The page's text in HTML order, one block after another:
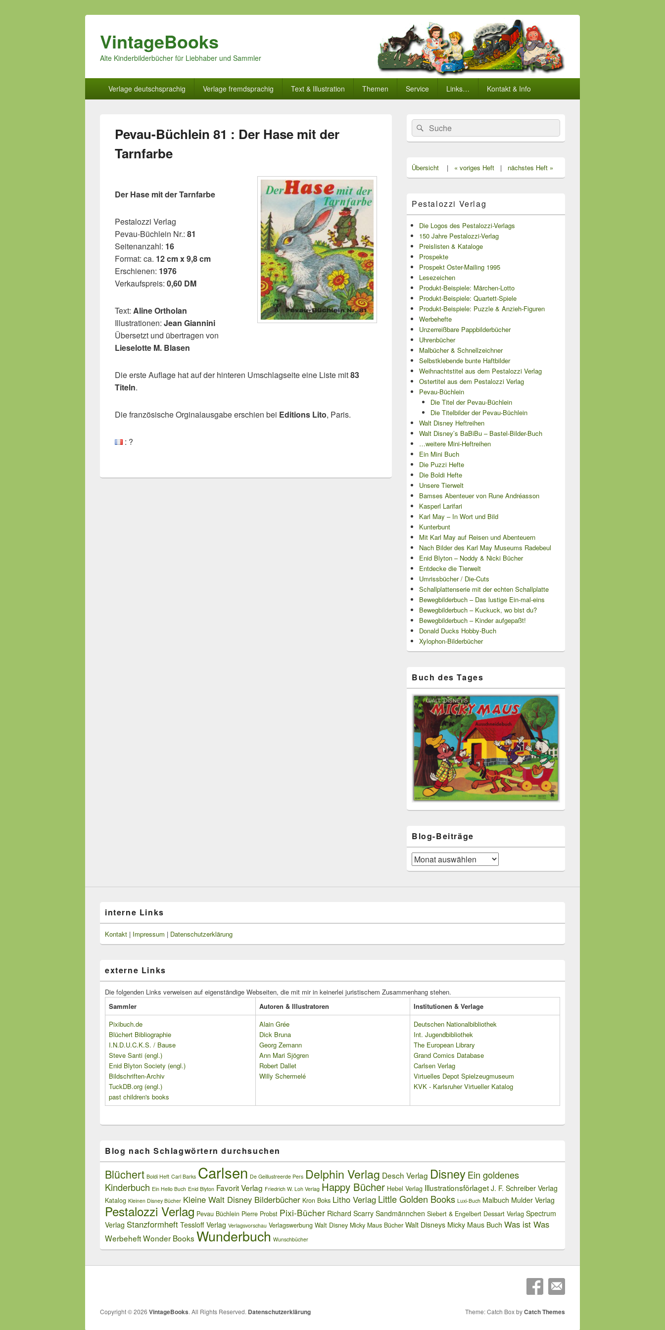
VintageBooks
Alte Kinderbilderbücher für Liebhaber und Sammler
Verlage deutschsprachig Verlage fremdsprachig Text & Illustration Themen Service Links… Kontakt & Info
Pevau-Büchlein 81 : Der Hase mit der
Tarnfarbe
Der Hase mit der Tarnfarbe
Pestalozzi Verlag
Pevau-Büchlein Nr.: 81
Seitenanzahl: 16
Format: ca. 12 cm x 9,8 cm
Erschienen: 1976
Verkaufspreis: 0,60 DM
Text: Aline Ortholan
Illustrationen: Jean Giannini
Übersetzt und übertragen von
Lieselotte M. Blasen
Die erste Auflage hat auf der hinteren Umschlagseite eine Liste mit83
Titeln.
Die französische Orginalausgabe erschien bei Editions Lito, Paris.
: ?
Primärer
Seitenleisten
Widget-
Bereich
Search
for:
Suche
Übersicht | « voriges Heft | nächstes Heft »
Pestalozzi Verlag
Die Logos des Pestalozzi-Verlags
150 Jahre Pestalozzi-Verlag
Preislisten & Kataloge
Prospekte
Prospekt Oster-Mailing 1995
Lesezeichen
Produkt-Beispiele: Märchen-Lotto
Produkt-Beispiele: Quartett-Spiele
Produkt-Beispiele: Puzzle & Anzieh-Figuren
Werbehefte
Unzerreißbare Pappbilderbücher
Uhrenbücher
Malbücher & Schnellzeichner
Selbstklebende bunte Haftbilder
Weihnachtstitel aus dem Pestalozzi Verlag
Ostertitel aus dem Pestalozzi Verlag
Pevau-Büchlein
Die Titel der Pevau-Büchlein
Die Titelbilder der Pevau-Büchlein
Walt Disney Heftreihen
Walt Disney’s BaBiBu – Bastel-Bilder-Buch
…weitere Mini-Heftreihen
Ein Mini Buch
Die Puzzi Hefte
Die Boldi Hefte
Unsere Tierwelt
Bamses Abenteuer von Rune Andréasson
Kasperl Larifari
Karl May – In Wort und Bild
Kunterbunt
Mit Karl May auf Reisen und Abenteuern
Nach Bilder des Karl May Museums Radebeul
Enid Blyton – Noddy & Nicki Bücher
Entdecke die Tierwelt
Umrissbücher / Die-Cuts
Schallplattenserie mit der echten Schallplatte
Bewegbilderbuch – Das lustige Ein-mal-eins
Bewegbilderbuch – Kuckuck, wo bist du?
Bewegbilderbuch – Kinder aufgepaßt!
Donald Ducks Hobby-Buch
Xylophon-Bilderbücher
Buch des Tages
Blog-Beiträge
Blog-
Beiträge
interne Links
Kontakt | Impressum | Datenschutzerklärung
externe Links
Die folgenden Links verweisen auf eigenständige Webseiten, die mit mir in keinerlei juristischem Zusammenhang stehen.
Sammler
Autoren & Illustratoren
Institutionen & Verlage
Pixibuch.de
Blüchert Bibliographie
I.N.D.U.C.K.S. / Bause
Steve Santi (engl.)
Enid Blyton Society (engl.)
Bildschriften-Archiv
TuckDB.org (engl.)
past children's books
Alain Grée
Dick Bruna
Georg Zemann
Ann Mari Sjögren
Robert Dallet
Willy Schermelé
Deutschen Nationalbibliothek
Int. Jugendbibliothek
The European Library
Grand Comics Database
Carlsen Verlag
Virtuelles Depot Spielzeugmuseum
KVK - Karlsruher Virtueller Katalog
Blog nach Schlagwörtern durchsuchen
Blüchert Boldi Heft Carl Barks Carlsen De Geillustreerde Pers Delphin Verlag Desch Verlag DisneyEin goldenes
Kinderbuch Ein Hello Buch Enid Blyton Favorit Verlag Friedrich W. Loh Verlag Happy Bücher Hebel Verlag Illustrationsförlaget J. F. Schreiber Verlag
Katalog Kleinen Disney Bücher Kleine Walt Disney Bilderbücher Kron Boks Litho Verlag Little Golden Books Luxi-Buch Malbuch Mulder Verlag
Pestalozzi Verlag Pevau Büchlein Pierre Probst Pixi-Bücher Richard Scarry Sandmännchen Siebert & Engelbert Dessart Verlag Spectrum
Verlag Stanzformheft Tessloff Verlag Verlagsvorschau Verlagswerbung Walt Disney Micky Maus Bücher Walt Disneys Micky Maus Buch Was ist Was
WerbeheftWonder Books Wunderbuch Wunschbücher
Copyright © 2026 VintageBooks. All Rights Reserved. Datenschutzerklärung Theme: Catch Box byCatch Themes